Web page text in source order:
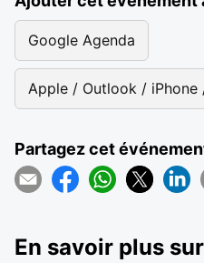
Google Agenda
Apple / Outlook / iPhone
Partagez cet
En savoir plus sur